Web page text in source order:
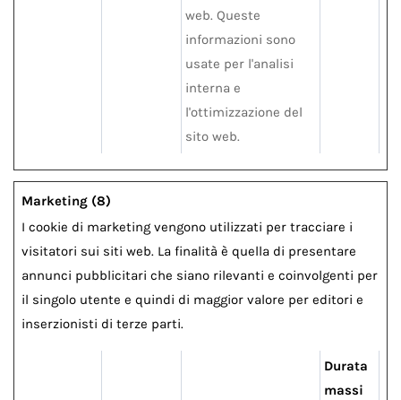
web. Queste
informazioni sono
usate per l'analisi
interna e
l'ottimizzazione del
sito web.
Marketing (8)
I cookie di marketing vengono utilizzati per tracciare i
visitatori sui siti web. La finalità è quella di presentare
annunci pubblicitari che siano rilevanti e coinvolgenti per
il singolo utente e quindi di maggior valore per editori e
inserzionisti di terze parti.
Durata
massi